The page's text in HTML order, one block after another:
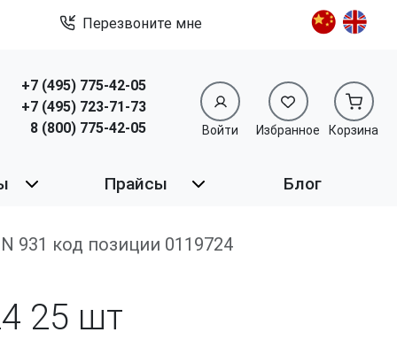
Перезвоните мне
+7 (495) 775-42-05
+7 (495) 723-71-73
8 (800) 775-42-05
Войти Избранное Корзина
Прайсы Блог
931 код позиции 0119724
25 шт